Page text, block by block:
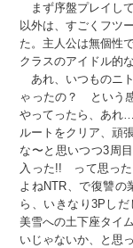
まず序盤プレイし
以外は、すごくフツ
た。主人公は無個性
クラスのアイドル的
あれ、いつものニ
ゃったの？ という
やってったら、あ
ルートをクリア、頑
な〜と思いつつ3周
入った!! って思っ
よねNTR、で復讐
ら、いきなり3Pし
美雪への土下座タイ
いじゃないか、と思